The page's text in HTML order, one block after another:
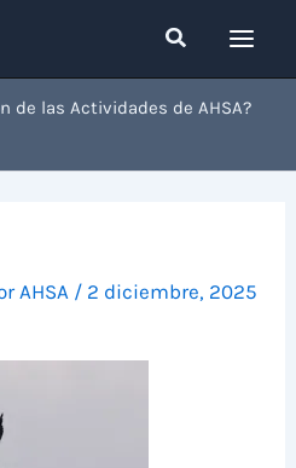
Buscar
de las Actividades de AHSA?
AHSA / 2 diciembre, 2025